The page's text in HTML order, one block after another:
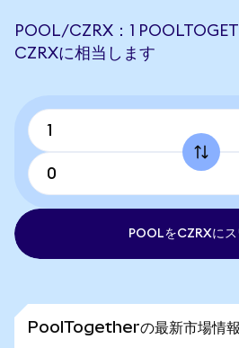
POOL/CZRX：1
CZRXに相当します
POOLをCZRXにス
PoolTogetherの最新市場情報